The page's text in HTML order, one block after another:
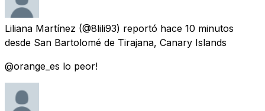
Liliana Martínez (@8lili93) reportó hace 10 minutos
desde San Bartolomé de Tirajana, Canary Islands
@orange_es lo peor!